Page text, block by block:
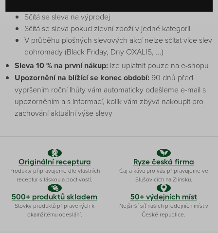
Sčítá se sleva na výprodej
Sčítá se sleva pokud zlevní zboží v jedné kategorii
V průběhu plošných slevových akcí nelze sčítat více slev
dohromady (Black Friday, Dny OXALIS, ...)
Sleva 10 % na první nákup: lze uplatnit pouze na e-shopu
Upozornění na blížící se konec období: 90 dnů před
vypršením roční lhůty vám automaticky odešleme e-mail s
upozorněním a s informací, kolik vám zbývá nakoupit pro
zachování aktuální výše slevy
Originální receptura
Produkty připravujeme dle vlastních
receptur s láskou a poctivostí.
Ryze česká firma
Čaj a kávu pro vás připravujeme ve
Slušovicích na Zlínsku.
500+ produktů skladem
Stovky produktů připravených k
okamžitému odeslání.
50+ výdejních míst
Nejširší síť našich prodejních míst v
České republice.